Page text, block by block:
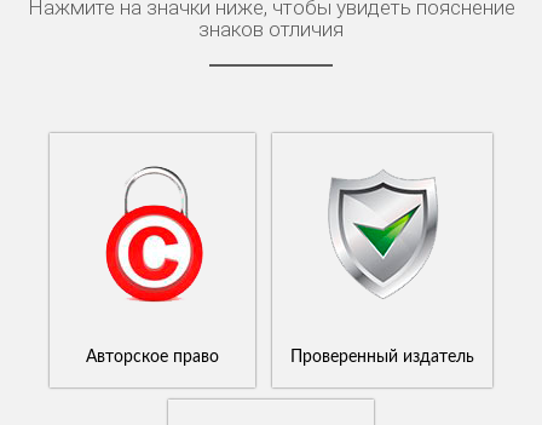
Нажмите на значки ниже, чтобы увидеть пояснение
знаков отличия
Авторское право Проверенный издатель